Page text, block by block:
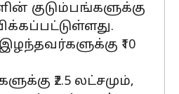
குடும்பங்களுக்கு
₹10
₹2.5 லட்சமும்,